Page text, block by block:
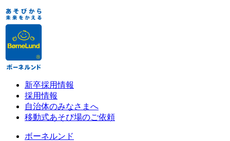
新卒採用情報
採用情報
自治体のみなさまへ
移動式あそび場のご依頼
ボーネルンド